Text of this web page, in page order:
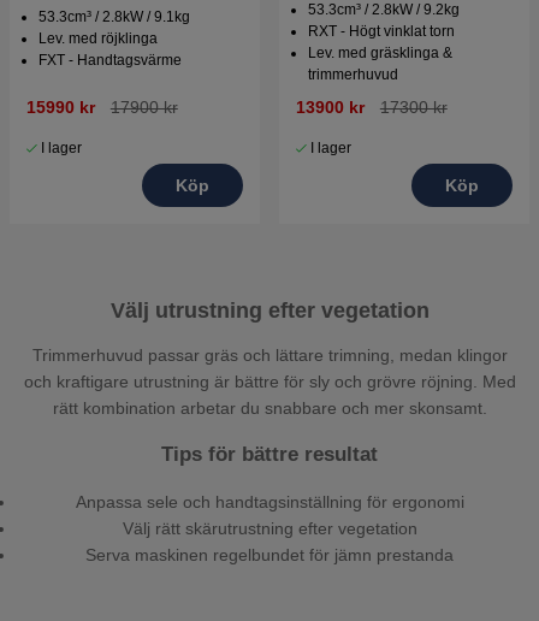
53.3cm³ / 2.8kW / 9.1kg
Lev. med röjklinga
FXT - Handtagsvärme
15990 kr 17900 kr
I lager
Köp
53.3cm³ / 2.8kW / 9.2kg
RXT - Högt vinklat torn
Lev. med gräsklinga &
trimmerhuvud
13900 kr 17300 kr
I lager
Köp
Välj utrustning efter vegetation
Trimmerhuvud passar gräs och lättare trimning, medan klingor
och kraftigare utrustning är bättre för sly och grövre röjning. Med
rätt kombination arbetar du snabbare och mer skonsamt.
Tips för bättre resultat
Anpassa sele och handtagsinställning för ergonomi
Välj rätt skärutrustning efter vegetation
Serva maskinen regelbundet för jämn prestanda